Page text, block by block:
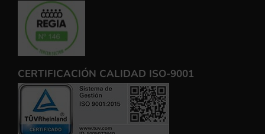
CERTIFICACIÓN CALIDAD ISO-9001